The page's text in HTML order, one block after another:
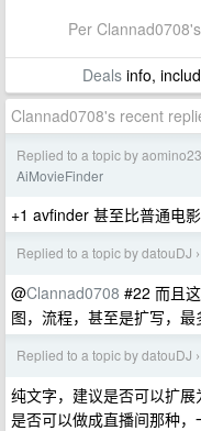
Per
Dealsinfo,
Clannad0708's recent
Replied to a topic by
AiMovieFinder
+1 avfinder 甚至比普通电
Replied to a topic by datouDJ ›
@Clannad0708 #22 而且
图，流程，甚至是扩写，
Replied to a topic by datouDJ ›
纯文字，建议是否可以扩展
是否可以做成直播间那种